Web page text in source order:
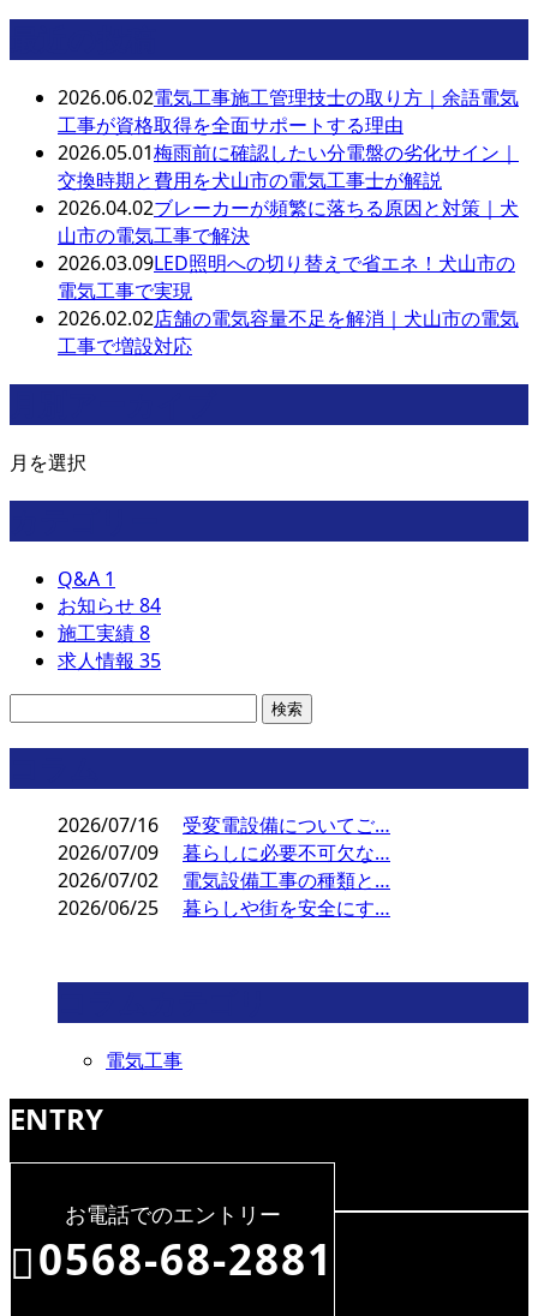
2026.06.02電気工事施工管理技士の取り方｜余語電気
工事が資格取得を全面サポートする理由
2026.05.01梅雨前に確認したい分電盤の劣化サイン｜
交換時期と費用を犬山市の電気工事士が解説
2026.04.02ブレーカーが頻繁に落ちる原因と対策｜犬
山市の電気工事で解決
2026.03.09LED照明への切り替えで省エネ！犬山市の
電気工事で実現
2026.02.02店舗の電気容量不足を解消｜犬山市の電気
工事で増設対応
月を選択
Q&A 1
お知らせ84
施工実績8
求人情報 35
2026/07/16
受変電設備についてご…
2026/07/09
暮らしに必要不可欠な…
2026/07/02
電気設備工事の種類と…
2026/06/25
暮らしや街を安全にす…
電気工事
ENTRY
お電話でのエントリー
0568-68-2881